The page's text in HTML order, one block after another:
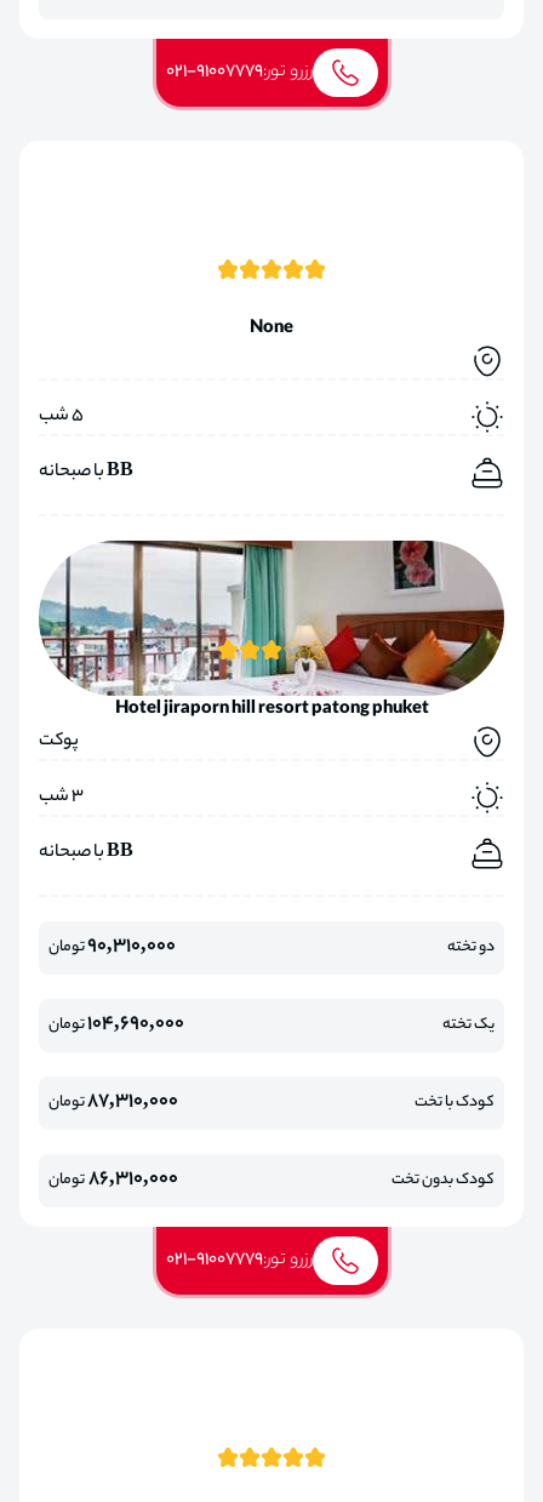
رزرو تور:021-91007779
None
5 شب
BB با صبحانه
Hotel jiraporn hill resort patong phuket
پوکت
3 شب
BB با صبحانه
دو تخته 90,310,000تومان
یک تخته 104,690,000تومان
کودک با تخت 87,310,000تومان
کودک بدون تخت 86,310,000تومان
رزرو تور:021-91007779